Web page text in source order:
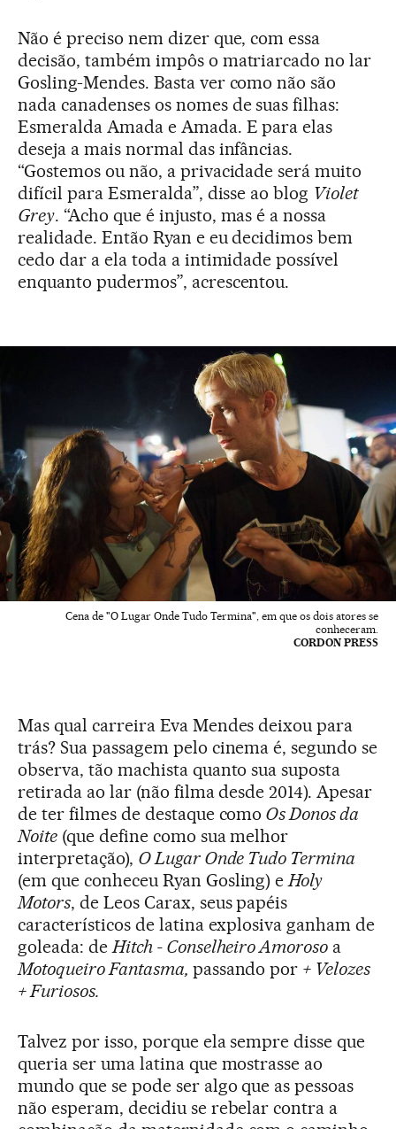
Não é preciso nem dizer que, com essa
decisão, também impôs o matriarcado no lar
Gosling-Mendes. Basta ver como não são
nada canadenses os nomes de suas filhas:
Esmeralda Amada e Amada. E para elas
deseja a mais normal das infâncias.
“Gostemos ou não, a privacidade será muito
difícil para Esmeralda”, disse ao blog Violet
Grey. “Acho que é injusto, mas é a nossa
realidade. Então Ryan e eu decidimos bem
cedo dar a ela toda a intimidade possível
enquanto pudermos”, acrescentou.
Cena de "O Lugar Onde Tudo Termina", em que os dois atores se
conheceram.
CORDON PRESS
Mas qual carreira Eva Mendes deixou para
trás? Sua passagem pelo cinema é, segundo se
observa, tão machista quanto sua suposta
retirada ao lar (não filma desde 2014). Apesar
de ter filmes de destaque como Os Donos da
Noite(que define como sua melhor
interpretação), O Lugar Onde Tudo Termina
(em que conheceu Ryan Gosling) e Holy
Motors, de Leos Carax, seus papéis
característicos de latina explosiva ganham de
goleada: de Hitch - Conselheiro Amoroso a
Motoqueiro Fantasma, passando por + Velozes
+ Furiosos.
Talvez por isso, porque ela sempre disse que
queria ser uma latina que mostrasse ao
mundo que se pode ser algo que as pessoas
não esperam, decidiu se rebelar contra a